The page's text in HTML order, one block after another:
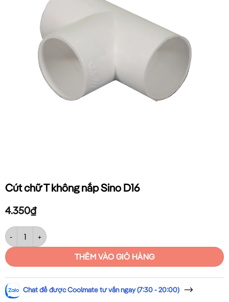
Cút chữ T không nắp Sino D16
4.350₫
Cút chữ T không nắp Sino D16 số lượng
THÊM VÀO GIỎ HÀNG
Chat để được Coolmate tư vấn ngay (7:30 - 20:00)